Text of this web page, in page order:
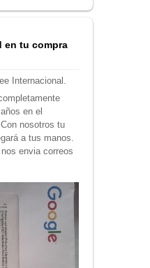
en tu compra
Internacional.
en el
nosotros tu
a tus manos.
envia correos